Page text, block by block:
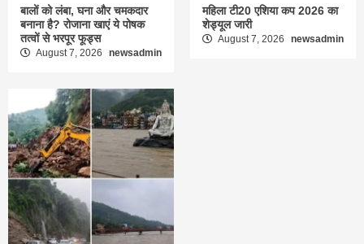
बालों को लंबा, घना और चमकदार
बनाना है? रोजाना खाएं ये पोषक
तत्वों से भरपूर फूड्स
August 7, 2026 newsadmin
महिला टी20 एशिया कप 2026 का
शेड्यूल जारी
August 7, 2026 newsadmin